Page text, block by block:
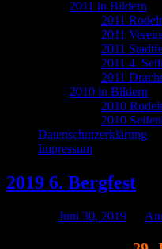
2011 in Bildern
2011
2011
2011
2011 4.
2011
2010 in Bildern
2010
2010
Datenschutzerklärung
Impressum
2019 6. Bergfest
Juni 30, 2019